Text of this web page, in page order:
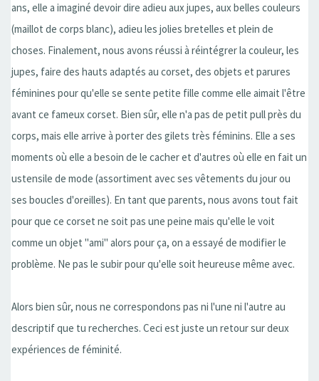
ans, elle a imaginé devoir dire adieu aux jupes, aux belles couleurs
(maillot de corps blanc), adieu les jolies bretelles et plein de
choses. Finalement, nous avons réussi à réintégrer la couleur, les
jupes, faire des hauts adaptés au corset, des objets et parures
féminines pour qu'elle se sente petite fille comme elle aimait l'être
avant ce fameux corset. Bien sûr, elle n'a pas de petit pull près du
corps, mais elle arrive à porter des gilets très féminins. Elle a ses
moments où elle a besoin de le cacher et d'autres où elle en fait un
ustensile de mode (assortiment avec ses vêtements du jour ou
ses boucles d'oreilles). En tant que parents, nous avons tout fait
pour que ce corset ne soit pas une peine mais qu'elle le voit
comme un objet "ami" alors pour ça, on a essayé de modifier le
problème. Ne pas le subir pour qu'elle soit heureuse même avec.
Alors bien sûr, nous ne correspondons pas ni l'une ni l'autre au
descriptif que tu recherches. Ceci est juste un retour sur deux
expériences de féminité.